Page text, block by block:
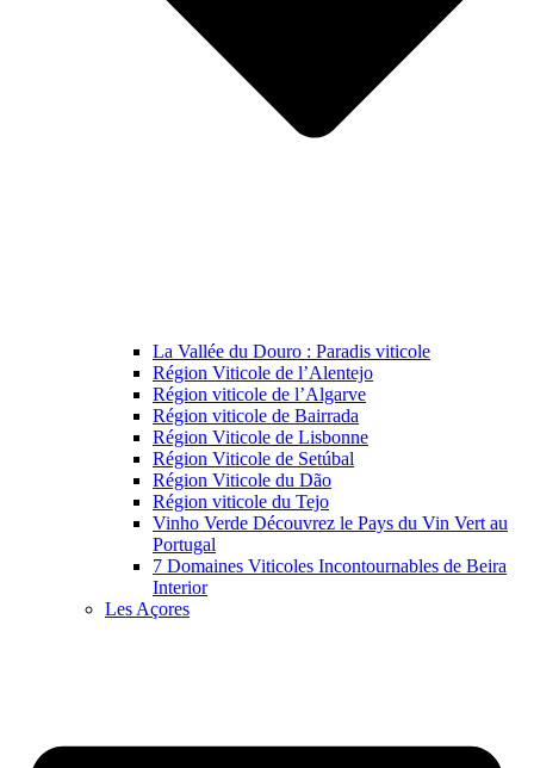
La Vallée du Douro : Paradis viticole
Région Viticole de l’Alentejo
Région viticole de l’Algarve
Région viticole de Bairrada
Région Viticole de Lisbonne
Région Viticole de Setúbal
Région Viticole du Dão
Région viticole du Tejo
Vinho Verde Découvrez le Pays du Vin Vert au
Portugal
7 Domaines Viticoles Incontournables de Beira
Interior
Les Açores